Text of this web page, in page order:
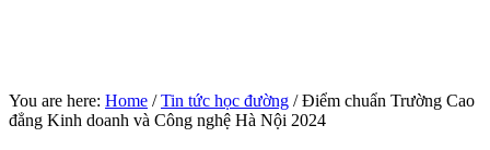
You are here: Home / Tin tức học đường /Điểm chuẩn Trường Cao
đẳng Kinh doanh và Công nghệ Hà Nội 2024